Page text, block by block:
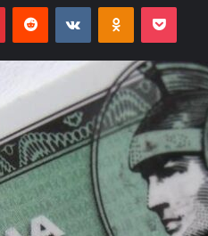
PinterestReddit VKontakteOdnoklassniki
Pocket